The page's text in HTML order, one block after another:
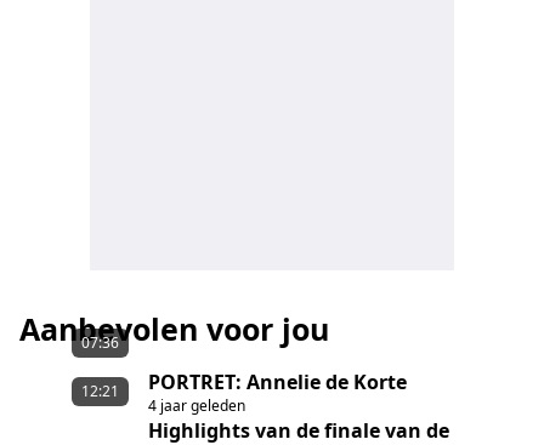
Aanbevolen voor jou
07:36
PORTRET: Annelie de Korte
4 jaar geleden
12:21
Highlights van de finale van de